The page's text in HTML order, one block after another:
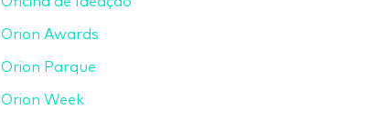
Orion Awards
Orion Parque
Orion Week